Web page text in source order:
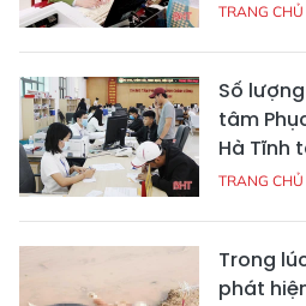
TRANG CHỦ
Số
tâm
Hà Tĩnh
TRANG CHỦ
Trong
phát